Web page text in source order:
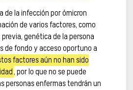
de la infección por ómicron
de varios factores, como
genética de la persona
de fondo y acceso oportuno a
factores aún no han sido
, por lo que no se puede
personas enfermas tendrán un